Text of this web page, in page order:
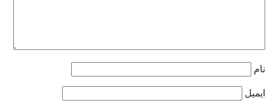
نام
ایمیل